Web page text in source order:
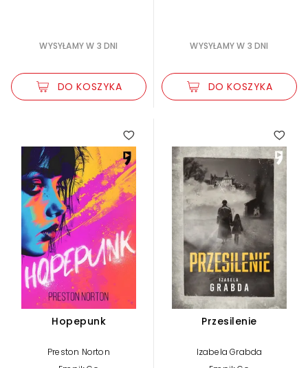
WYSYŁAMY W 3 DNI
DO KOSZYKA
WYSYŁAMY W 3 DNI
DO KOSZYKA
Hopepunk
Preston Norton
Przesilenie
Izabela Grabda